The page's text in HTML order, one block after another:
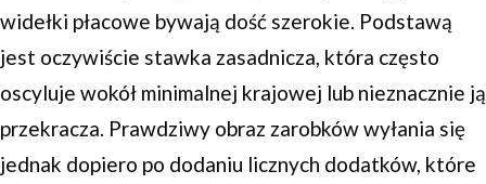
widełki płacowe bywają dość szerokie. Podstawą
jest oczywiście stawka zasadnicza, która często
oscyluje wokół minimalnej krajowej lub nieznacznie ją
przekracza. Prawdziwy obraz zarobków wyłania się
jednak dopiero po dodaniu licznych dodatków, które